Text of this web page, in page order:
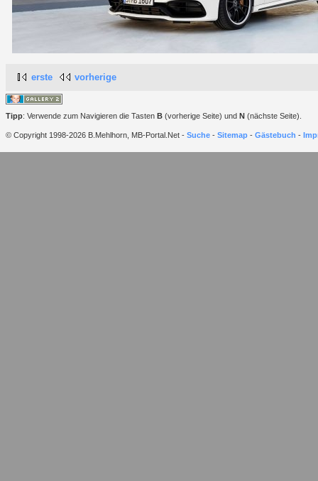
erste vorherige
Tipp: Verwende zum Navigieren die Tasten B (vorherige Seite) und N (nächste Seite).
© Copyright 1998-2026 B.Mehlhorn, MB-Portal.Net - Suche - Sitemap - Gästebuch -